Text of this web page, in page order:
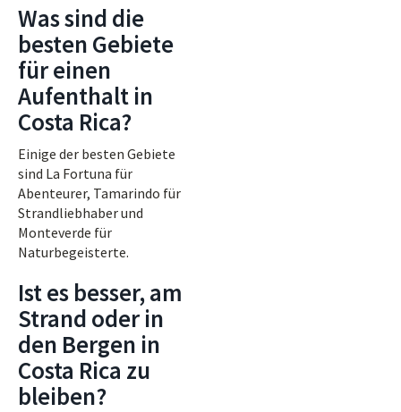
Was sind die
besten Gebiete
für einen
Aufenthalt in
Costa Rica?
Einige der besten Gebiete
sind La Fortuna für
Abenteurer, Tamarindo für
Strandliebhaber und
Monteverde für
Naturbegeisterte.
Ist es besser, am
Strand oder in
den Bergen in
Costa Rica zu
bleiben?